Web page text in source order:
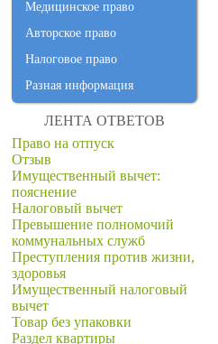
Медицинское право
Авторское право
Налоговое право
Разная информация
ЛЕНТА ОТВЕТОВ
Право на отпуск
Отзыв
Имущественный вычет:
пояснение
Налоговый вычет
Превышение полномочий
коммунальных служб
Преступления против жизни,
здоровья
Имущественный налоговый
вычет
Товар без упаковки
Раздел квартиры